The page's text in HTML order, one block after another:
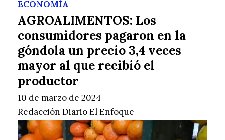
AGROALIMENTOS: Los
consumidores pagaron en la
góndola un precio 3,4 veces
mayor al que recibió el
productor
Redacción Diario El Enfoque
ECONOMÍA
10 de marzo de 2024